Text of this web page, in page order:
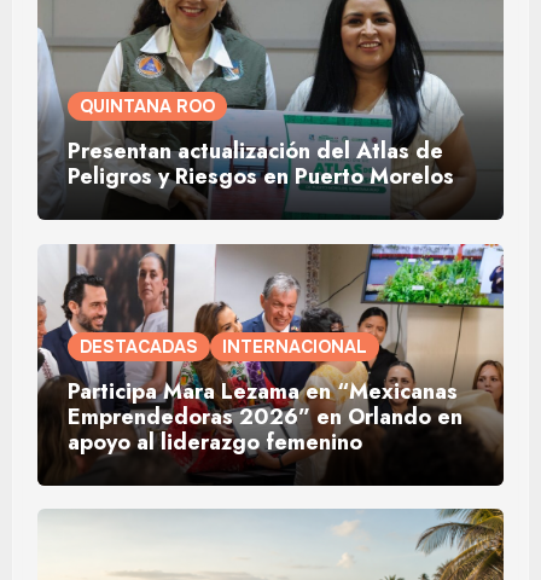
QUINTANA ROO
Presentan actualización del Atlas de
Peligros y Riesgos en Puerto Morelos
DESTACADAS INTERNACIONAL
Participa Mara Lezama en “Mexicanas
Emprendedoras 2026” en Orlando en
apoyo al liderazgo femenino